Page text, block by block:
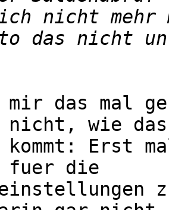
nicht mehr
das mal
nicht, wie das
kommt: Erst
fuer die